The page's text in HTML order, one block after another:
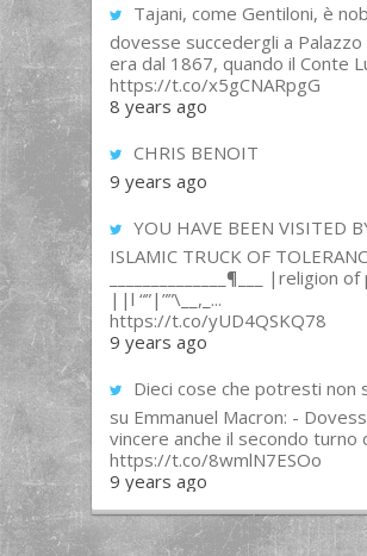
Tajani, come Gentiloni, è
dovesse succedergli a Palazzo
era dal 1867, quando il Conte
https://t.co/x5gCNARpgG
8 years ago
CHRIS BENOIT
9 years ago
YOU HAVE BEEN VISITED
ISLAMIC TRUCK OF
______________¶___ |religion
||l “”|””\__,_...
https://t.co/yUD4QSKQ78
9 years ago
Dieci cose che potresti non
su Emmanuel Macron: -
vincere anche il secondo turno
https://t.co/8wmlN7ESOo
9 years ago